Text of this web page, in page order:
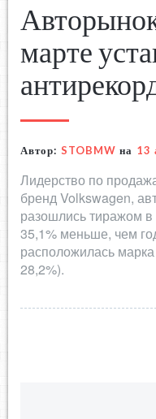
марте
Автор: STOBMW на 13
Лидерство по
бренд Volkswagen,
разошлись тиражом
35,1% меньше, чем
расположилась
28,2%).